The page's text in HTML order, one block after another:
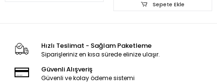
Sepete Ekle
Hızlı Teslimat - Sağlam Paketleme
Siparişleriniz en kısa sürede elinize ulaşır.
Güvenli Alışveriş
Güvenli ve kolay ödeme sistemi